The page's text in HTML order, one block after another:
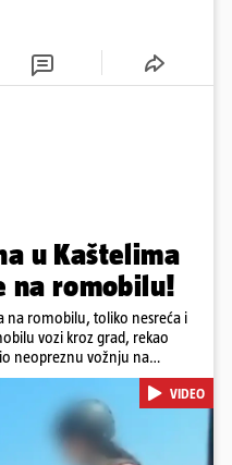
u Kaštelima
na romobilu!
na romobilu, toliko nesreća i
vozi kroz grad, rekao
neopreznu vožnju na
Podsjetimo, mjesec i
pad s električnog romobila
naporima liječnika KBC-a
ozljedama
VIDEO